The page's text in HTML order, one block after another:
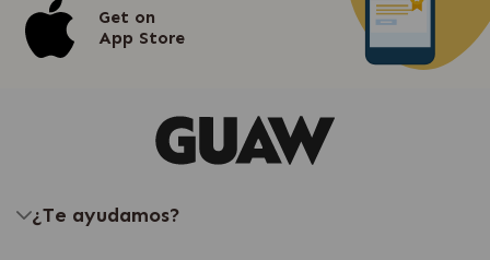
Get on
App Store
¿Te ayudamos?